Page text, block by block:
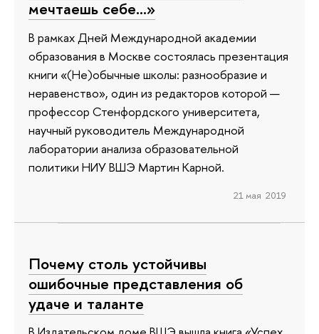
мечтаешь себе...»
В рамках Дней Международной академии
образования в Москве состоялась презентация
книги «(Не)обычные школы: разнообразие и
неравенство», один из редакторов которой —
профессор Стенфордского университета,
научный руководитель Международной
лаборатории анализа образовательной
политики НИУ ВШЭ Мартин Карной.
21 мая 2019
Почему столь устойчивы
ошибочные представления об
удаче и таланте